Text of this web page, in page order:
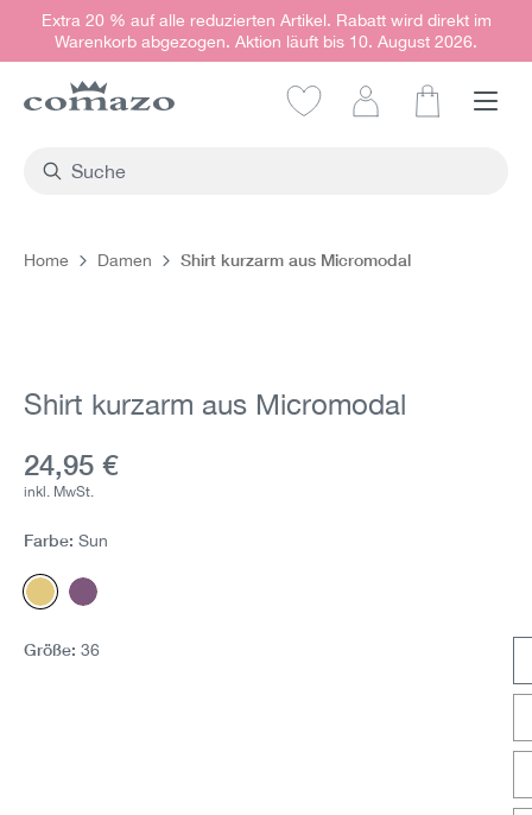
springen
Extra 20 % auf alle reduzierten Artikel. Rabatt wird direkt im
Warenkorb abgezogen. Aktion läuft bis 10. August 2026.
Home Damen Shirt kurzarm aus Micromodal
Shirt kurzarm aus Micromodal
Aktueller Preis:
24,95 €
inkl. MwSt.
Farbe: Sun
Sun Purple
Größe: 36